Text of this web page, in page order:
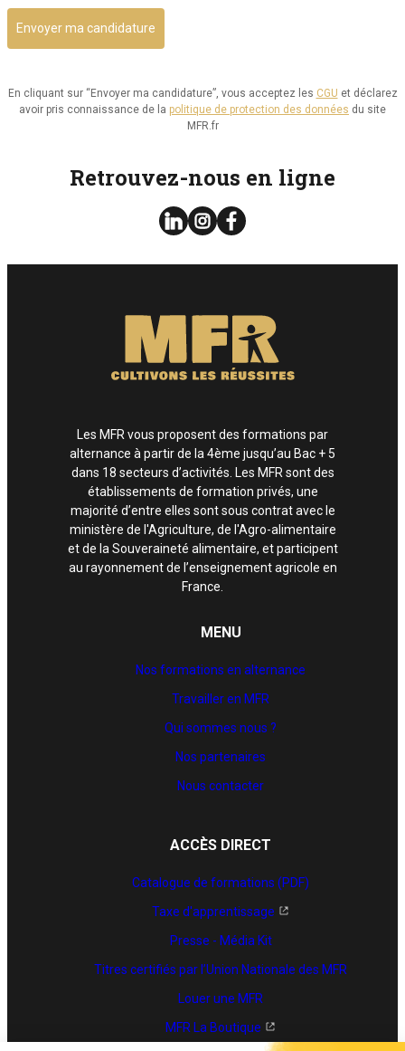
Il vous est possible d’avoir un accès à vos données, ainsi que de les rectifier,
ou d’exercer votre droit à la limitation de leur utilisation. Par ailleurs, vous
disposez d’un droit d’opposition à cette utilisation et d’effacement de ces
Vous pouvez consulter le site de la CNIL.fr ou
Vous pouvez exercer les droits ci-dessus présentés en contactant notre
délégué à la protection des données à l’adresse dpo@mfr.asso.fr
En cliquant sur “Envoyer ma candidature”, vous acceptez les CGU et déclarez
avoir pris connaissance de la politique de protection des données du site
MFR.fr
Retrouvez-nous en ligne
Les MFR vous proposent des formations par
alternance à partir de la 4ème jusqu’au Bac + 5
dans 18 secteurs d’activités. Les MFR sont des
établissements de formation privés, une
majorité d’entre elles sont sous contrat avec le
ministère de l'Agriculture, de l'Agro-alimentaire
et de la Souveraineté alimentaire, et participent
au rayonnement de l’enseignement agricole en
France.
MENU
Nos formations en alternance
Travailler en MFR
Qui sommes nous ?
Nos partenaires
Nous contacter
ACCÈS DIRECT
Catalogue de formations (PDF)
Taxe d'apprentissage
Presse - Média Kit
Titres certifiés par l’Union Nationale des MFR
Louer une MFR
MFR La Boutique